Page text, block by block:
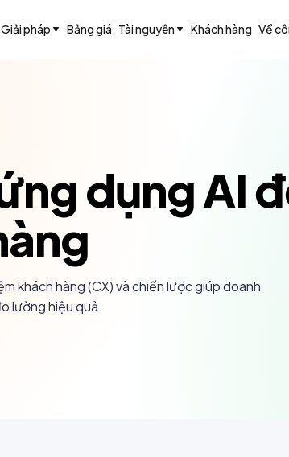
Giải pháp Bảng giá Tài nguyên Khách hàng Về
dụng AI
khách hàng (CX) và chiến lược giúp doanh
lường hiệu quả.